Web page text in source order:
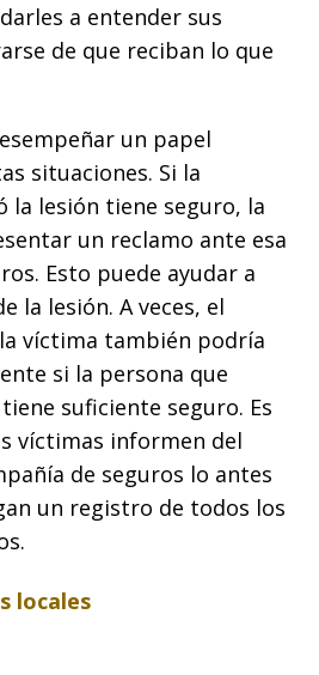
a entender sus
de que reciban lo que
un papel
situaciones. Si la
la lesión tiene seguro, la
un reclamo ante esa
Esto puede ayudar a
la lesión. A veces, el
víctima también podría
si la persona que
suficiente seguro. Es
víctimas informen del
de seguros lo antes
un registro de todos los
locales